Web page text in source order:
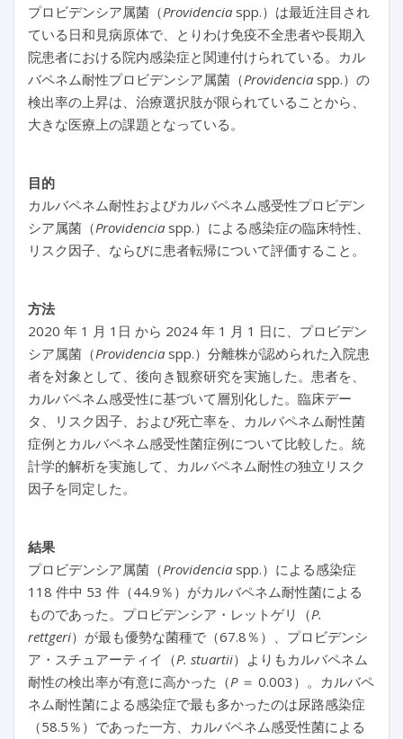
プロビデンシア属菌（Providencia spp.）は最近注目され
ている日和見病原体で、とりわけ免疫不全患者や長期入
院患者における院内感染症と関連付けられている。カル
バペネム耐性プロビデンシア属菌（Providencia spp.）の
検出率の上昇は、治療選択肢が限られていることから、
大きな医療上の課題となっている。
目的
カルバペネム耐性およびカルバペネム感受性プロビデン
シア属菌（Providencia spp.）による感染症の臨床特性、
リスク因子、ならびに患者転帰について評価すること。
方法
2020 年 1 月 1日 から 2024 年 1 月 1 日に、プロビデン
シア属菌（Providencia spp.）分離株が認められた入院患
者を対象として、後向き観察研究を実施した。患者を、
カルバペネム感受性に基づいて層別化した。臨床デー
タ、リスク因子、および死亡率を、カルバペネム耐性菌
症例とカルバペネム感受性菌症例について比較した。統
計学的解析を実施して、カルバペネム耐性の独立リスク
因子を同定した。
結果
プロビデンシア属菌（Providencia spp.）による感染症
118 件中 53 件（44.9％）がカルバペネム耐性菌による
ものであった。プロビデンシア・レットゲリ（P.
rettgeri）が最も優勢な菌種で（67.8％）、プロビデンシ
ア・スチュアーティイ（P. stuartii）よりもカルバペネム
耐性の検出率が有意に高かった（P＝ 0.003）。カルバペ
ネム耐性菌による感染症で最も多かったのは尿路感染症
（58.5％）であった一方、カルバペネム感受性菌による